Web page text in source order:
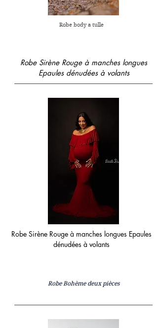
Robe body a tulle
Robe Sirène Rouge à manches longues
Epaules dénudées à volants
Robe Sirène Rouge à manches longues Epaules
dénudées à volants
Robe Bohème deux pièces